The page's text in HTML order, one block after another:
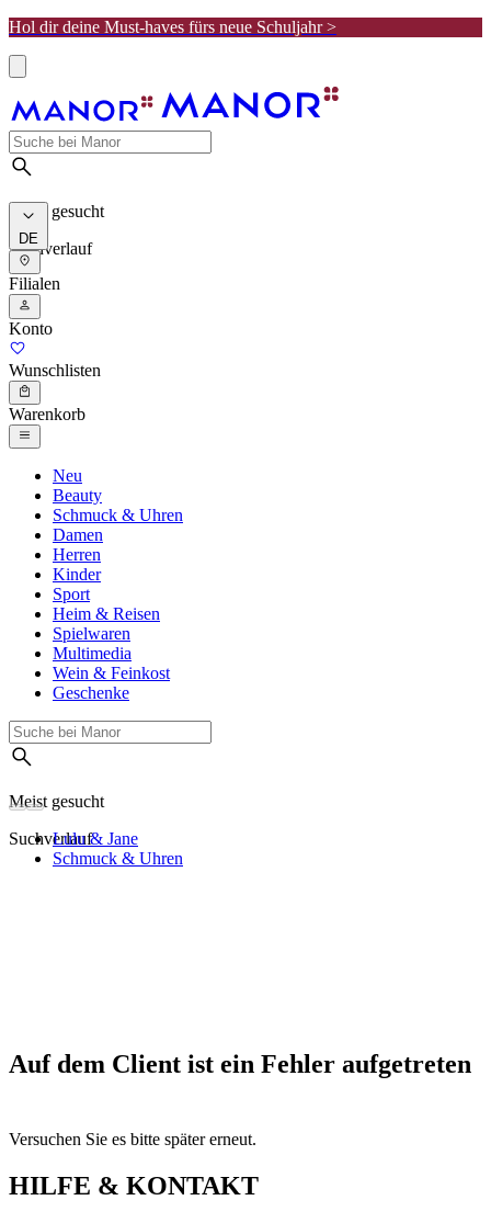
Hol dir deine Must-haves fürs neue Schuljahr >
Meist gesucht
Suchverlauf
DE
Filialen
Konto
Wunschlisten
Warenkorb
Neu
Beauty
Schmuck & Uhren
Damen
Herren
Kinder
Sport
Heim & Reisen
Spielwaren
Multimedia
Wein & Feinkost
Geschenke
Meist gesucht
SuchverlaufLulu & Jane
Schmuck & Uhren
Auf dem Client ist ein Fehler aufgetreten
Versuchen Sie es bitte später erneut.
HILFE & KONTAKT